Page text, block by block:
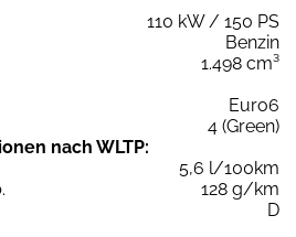
110 kW / 150 PS
Benzin
1.498 cm³
Euro6
4 (Green)
nach WLTP:
5,6 l/100km
128 g/km
D